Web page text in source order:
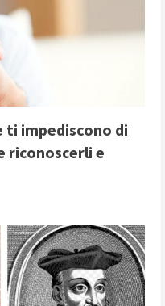
ti impediscono di
riconoscerli e